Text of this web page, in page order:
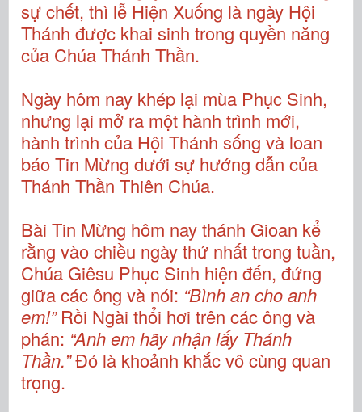
sự chết, thì lễ Hiện Xuống là ngày Hội
Thánh được khai sinh trong quyền năng
của Chúa Thánh Thần.
Ngày hôm nay khép lại mùa Phục Sinh,
nhưng lại mở ra một hành trình mới,
hành trình của Hội Thánh sống và loan
báo Tin Mừng dưới sự hướng dẫn của
Thánh Thần Thiên Chúa.
Bài Tin Mừng hôm nay thánh Gioan kể
rằng vào chiều ngày thứ nhất trong tuần,
Chúa Giêsu Phục Sinh hiện đến, đứng
giữa các ông và nói: “Bình an cho anh
em!”Rồi Ngài thổi hơi trên các ông và
phán: “Anh em hãy nhận lấy Thánh
Thần.”Đó là khoảnh khắc vô cùng quan
trọng.